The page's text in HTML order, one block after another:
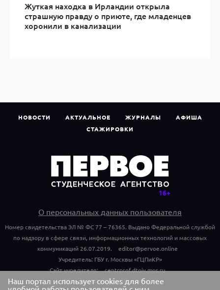
Жуткая находка в Ирландии открыла
страшную правду о приюте, где младенцев
хоронили в канализации
НОВОСТИ АКТУАЛЬНОЕ ЖУРНАЛЫ
АФИША
СТАЖИРОВКИ
О персональных данных пользователя
Номер свидетельства ЭЛ № ФС 77 – 76365. Выдано Федеральной службой
по надзору в сфере связи, информационных технологий и массовых
коммуникаций 26.07.2019.
editor@pervoe.online
Учредитель: ГБУ г. Москвы «ГЦПиКР»
Сайт учредителя:
centrprof.dtoiv.mos.ru
Обращения граждан учредителю:
Наш портал использует cookies для более